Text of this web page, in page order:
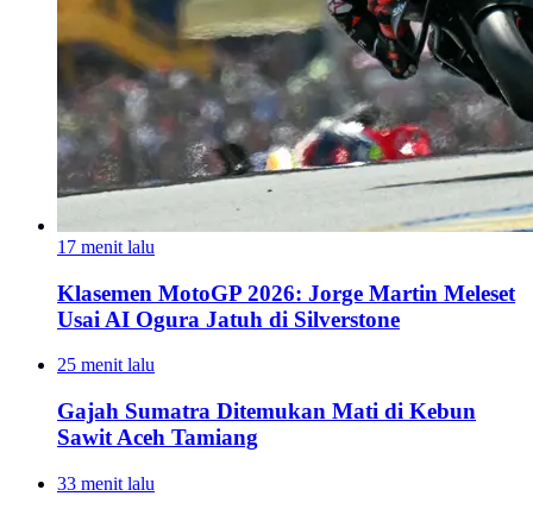
17 menit lalu
Klasemen MotoGP 2026: Jorge Martin Meleset
Usai AI Ogura Jatuh di Silverstone
25 menit lalu
Gajah Sumatra Ditemukan Mati di Kebun
Sawit Aceh Tamiang
33 menit lalu